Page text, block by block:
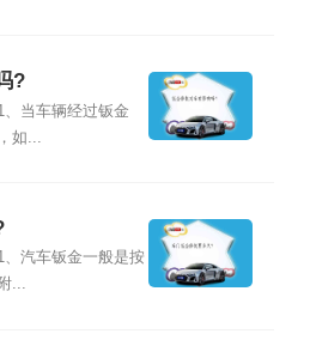
?
当车辆经过钣金
如...
汽车钣金一般是按
...